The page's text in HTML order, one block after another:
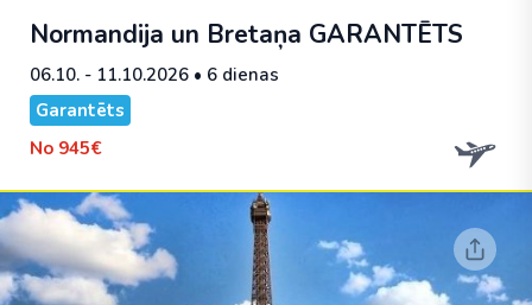
Normandija un Bretaņa GARANTĒTS
06.10. - 11.10.2026 • 6 dienas
Garantēts
No 945€